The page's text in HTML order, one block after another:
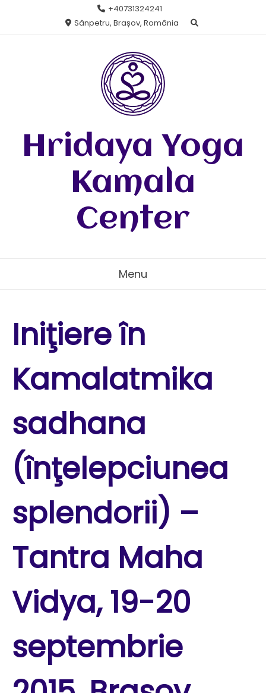
+40731324241
Sânpetru, Brașov, România
Hridaya Yoga
Kamala
Center
Menu
Iniţiere în
Kamalatmika
sadhana
(înţelepciunea
splendorii) –
Tantra Maha
Vidya, 19-20
septembrie